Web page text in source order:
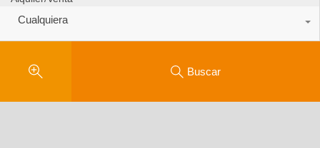
Cualquiera
Buscar